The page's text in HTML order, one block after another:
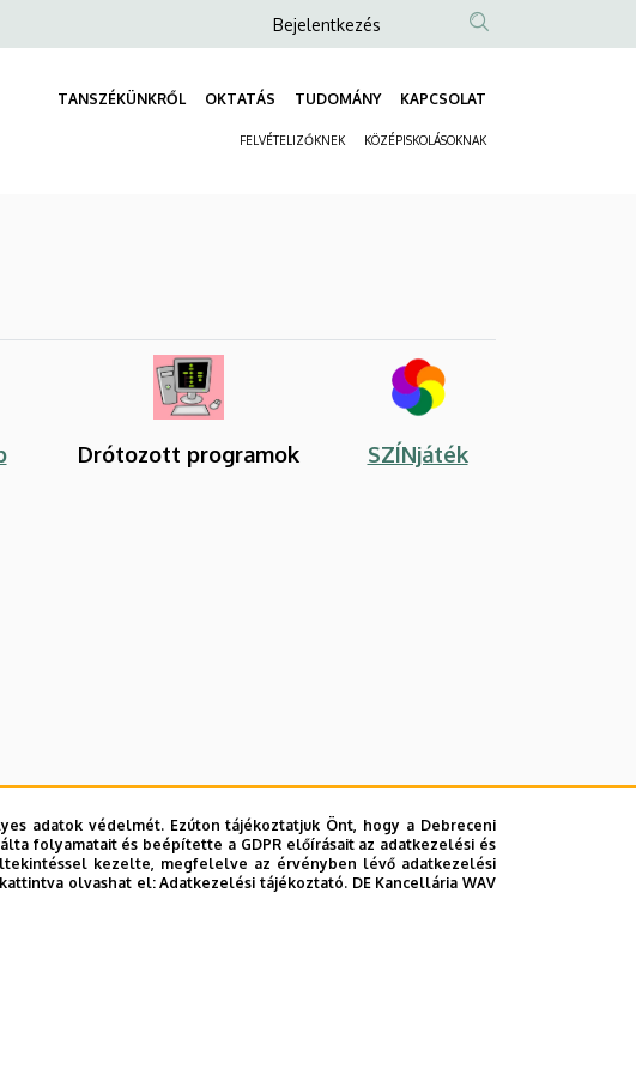
Anonim
fiók
menüje
Bejelentkezés
TANSZÉKÜNKRŐL OKTATÁS TUDOMÁNY KAPCSOLAT
FELVÉTELIZŐKNEK KÖZÉPISKOLÁSOKNAK
Drótozott programok SZÍNjáték
műszerek vásárlása helyett találd ki és építsd meg
adatok védelmét. Ezúton tájékoztatjuk Önt, hogy a Debreceni
folyamatait és beépítette a GDPR előírásait az adatkezelési és
kezelte, megfelelve az érvényben lévő adatkezelési
kattintva olvashat el:Adatkezelési tájékoztató. DE Kancellária WAV